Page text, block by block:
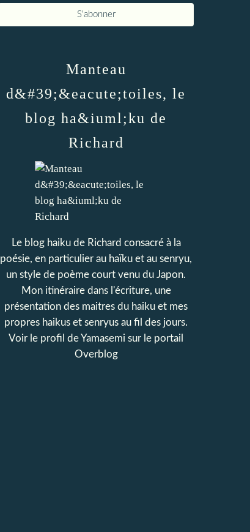
Manteau
d&#39;&eacute;toiles, le
blog ha&iuml;ku de
Richard
Le blog haiku de Richard consacré à la
poésie, en particulier au haïku et au senryu,
un style de poème court venu du Japon.
Mon itinéraire dans l'écriture, une
présentation des maitres du haiku et mes
propres haikus et senryus au fil des jours.
Voir le profil deYamasemi sur le portail
Overblog